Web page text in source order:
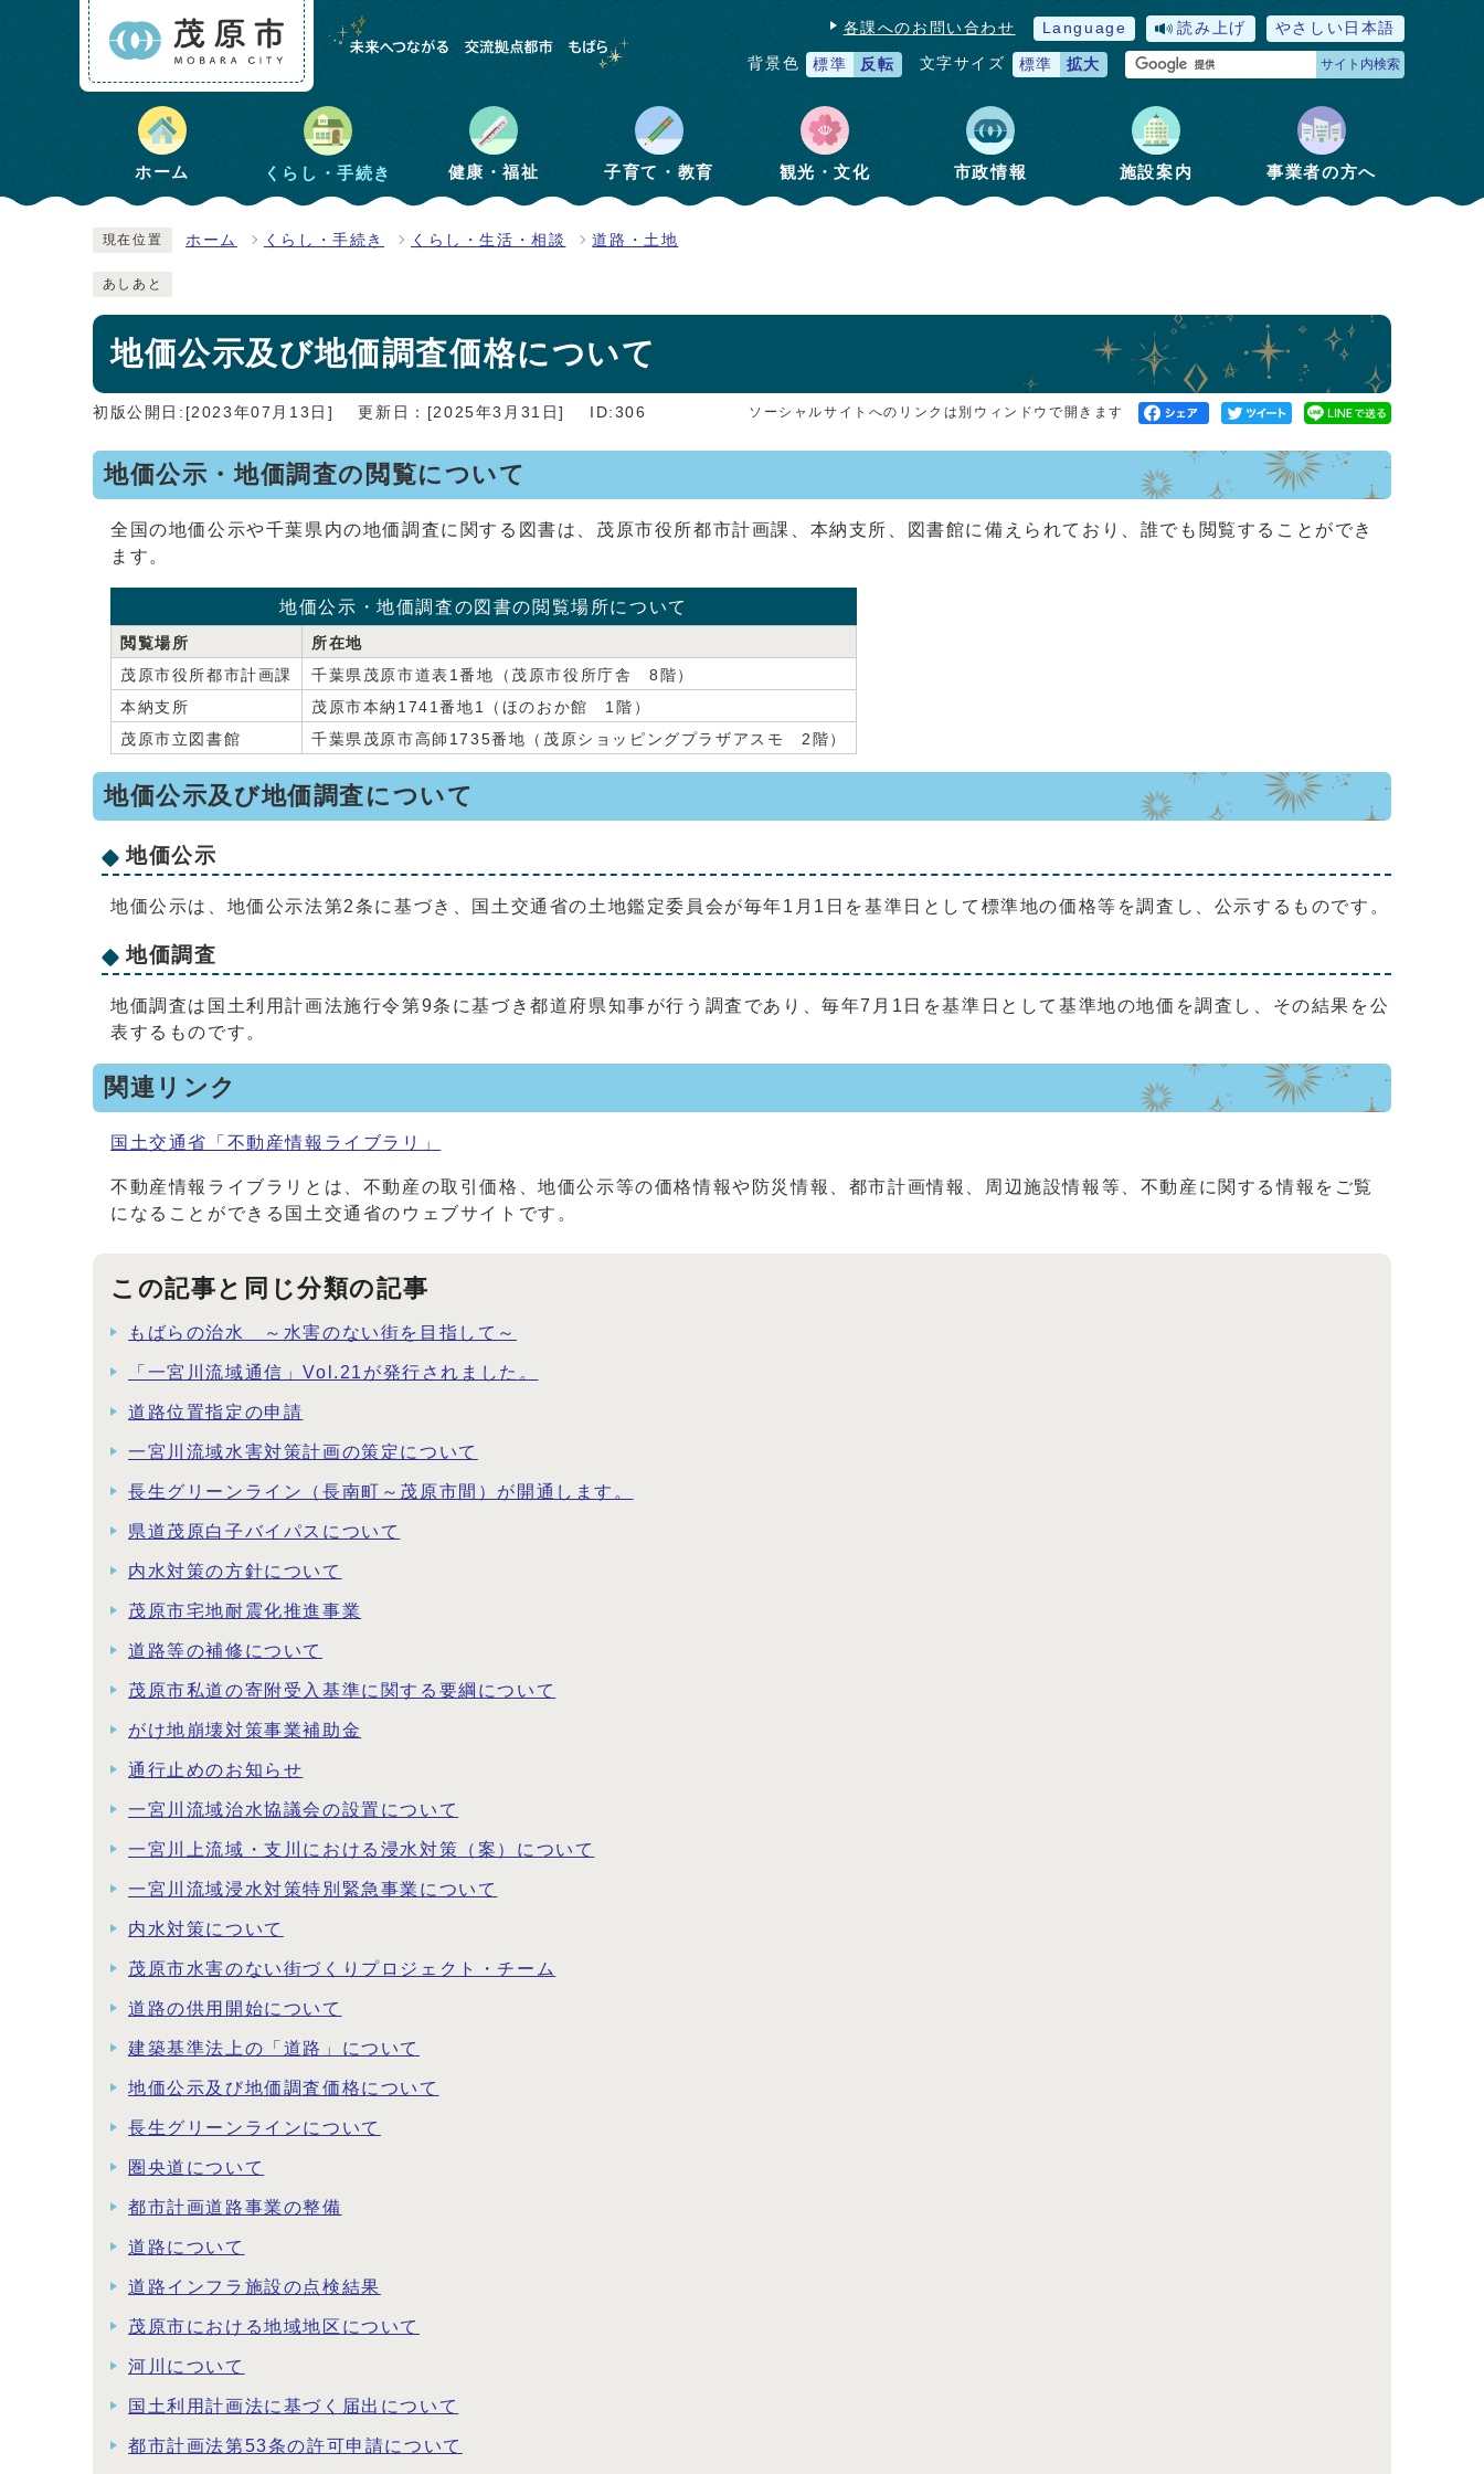
各課へのお問い合わせ Language 読み上げ やさしい日本語
背景色 標準 反転 文字サイズ 標準 拡大 サイト内検索
ホーム くらし・手続き 健康・福祉 子育て・教育 観光・文化 市政情報 施設案内 事業者の方へ
現在位置 ホーム くらし・手続き くらし・生活・相談 道路・土地
あしあと
地価公示及び地価調査価格について
初版公開日:[2023年07月13日] 更新日：[2025年3月31日] ID:306 ソーシャルサイトへのリンクは別ウィンドウで開きます
地価公示・地価調査の閲覧について
全国の地価公示や千葉県内の地価調査に関する図書は、茂原市役所都市計画課、本納支所、図書館に備えられており、誰でも閲覧することができ
ます。
地価公示・地価調査の図書の閲覧場所について
閲覧場所
所在地
茂原市役所都市計画課
千葉県茂原市道表1番地（茂原市役所庁舎 8階）
本納支所
茂原市本納1741番地1（ほのおか館 1階）
茂原市立図書館
千葉県茂原市高師1735番地（茂原ショッピングプラザアスモ 2階）
地価公示及び地価調査について
地価公示
地価公示は、地価公示法第2条に基づき、国土交通省の土地鑑定委員会が毎年1月1日を基準日として標準地の価格等を調査し、公示するものです。
地価調査
地価調査は国土利用計画法施行令第9条に基づき都道府県知事が行う調査であり、毎年7月1日を基準日として基準地の地価を調査し、その結果を公
表するものです。
関連リンク
国土交通省「不動産情報ライブラリ」
不動産情報ライブラリとは、不動産の取引価格、地価公示等の価格情報や防災情報、都市計画情報、周辺施設情報等、不動産に関する情報をご覧
になることができる国土交通省のウェブサイトです。
この記事と同じ分類の記事
もばらの治水 ～水害のない街を目指して～
「一宮川流域通信」Vol.21が発行されました。
道路位置指定の申請
一宮川流域水害対策計画の策定について
長生グリーンライン（長南町～茂原市間）が開通します。
県道茂原白子バイパスについて
内水対策の方針について
茂原市宅地耐震化推進事業
道路等の補修について
茂原市私道の寄附受入基準に関する要綱について
がけ地崩壊対策事業補助金
通行止めのお知らせ
一宮川流域治水協議会の設置について
一宮川上流域・支川における浸水対策（案）について
一宮川流域浸水対策特別緊急事業について
内水対策について
茂原市水害のない街づくりプロジェクト・チーム
道路の供用開始について
建築基準法上の「道路」について
地価公示及び地価調査価格について
長生グリーンラインについて
圏央道について
都市計画道路事業の整備
道路について
道路インフラ施設の点検結果
茂原市における地域地区について
河川について
国土利用計画法に基づく届出について
都市計画法第53条の許可申請について